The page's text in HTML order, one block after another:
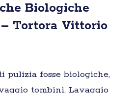
Biologiche
Tortora Vittorio
pulizia fosse biologiche,
tombini, Lavaggio